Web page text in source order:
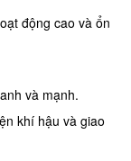
động cao và ổn
và mạnh.
khí hậu và giao